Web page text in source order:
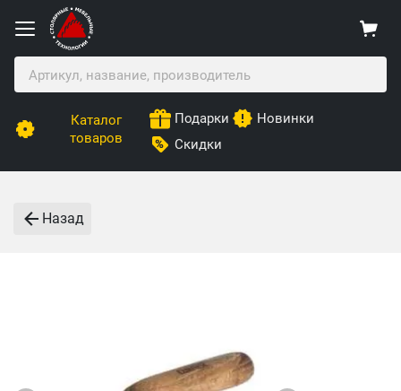
Каталог
товаров
Подарки
Новинки
Скидки
Назад